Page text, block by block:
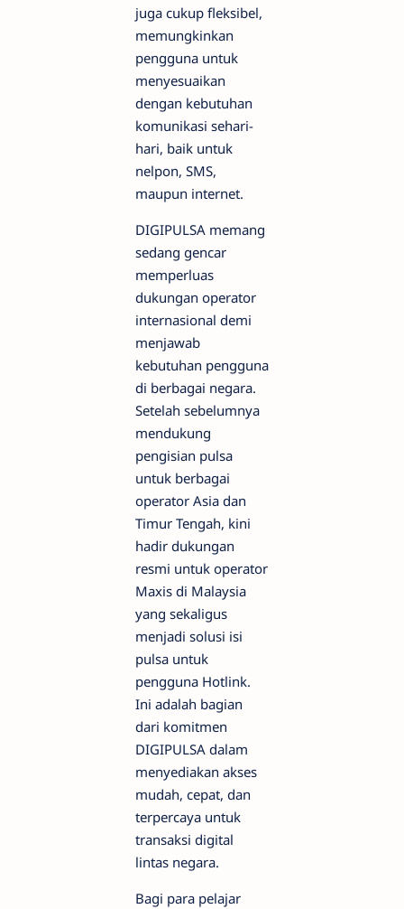
juga cukup fleksibel,
memungkinkan
pengguna untuk
menyesuaikan
dengan kebutuhan
komunikasi sehari-
hari, baik untuk
nelpon, SMS,
maupun internet.
DIGIPULSA memang
sedang gencar
memperluas
dukungan operator
internasional demi
menjawab
kebutuhan pengguna
di berbagai negara.
Setelah sebelumnya
mendukung
pengisian pulsa
untuk berbagai
operator Asia dan
Timur Tengah, kini
hadir dukungan
resmi untuk operator
Maxis di Malaysia
yang sekaligus
menjadi solusi isi
pulsa untuk
pengguna Hotlink.
Ini adalah bagian
dari komitmen
DIGIPULSA dalam
menyediakan akses
mudah, cepat, dan
terpercaya untuk
transaksi digital
lintas negara.
Bagi para pelajar